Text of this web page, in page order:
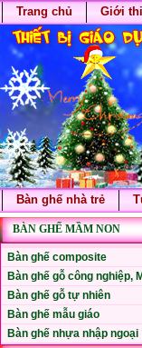
Trang chủ Giới
Bàn ghế nhà trẻ
BÀN GHẾ MẦM NON
Bàn ghế composite
Bàn ghế gỗ công nghiệp,
Bàn ghế gỗ tự nhiên
Bàn ghế mẫu giáo
Bàn ghế nhựa nhập ngoại